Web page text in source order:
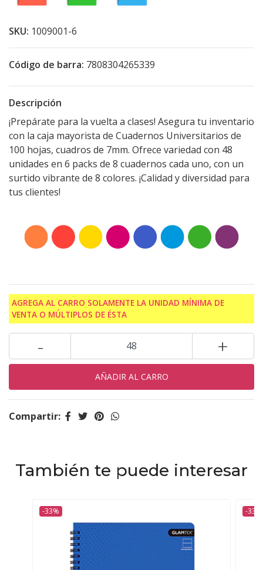
SKU: 1009001-6
Código de barra: 7808304265339
Descripción
¡Prepárate para la vuelta a clases! Asegura tu inventario
con la caja mayorista de Cuadernos Universitarios de
100 hojas, cuadros de 7mm. Ofrece variedad con 48
unidades en 6 packs de 8 cuadernos cada uno, con un
surtido vibrante de 8 colores. ¡Calidad y diversidad para
tus clientes!
AGREGA AL CARRO SOLAMENTE LA UNIDAD MÍNIMA DE
VENTA O MÚLTIPLOS DE ÉSTA
+
-
Compartir:
También te puede interesar
-33% -33%